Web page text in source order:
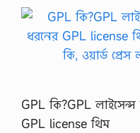
GPL কি?GPL
GPL license থিম